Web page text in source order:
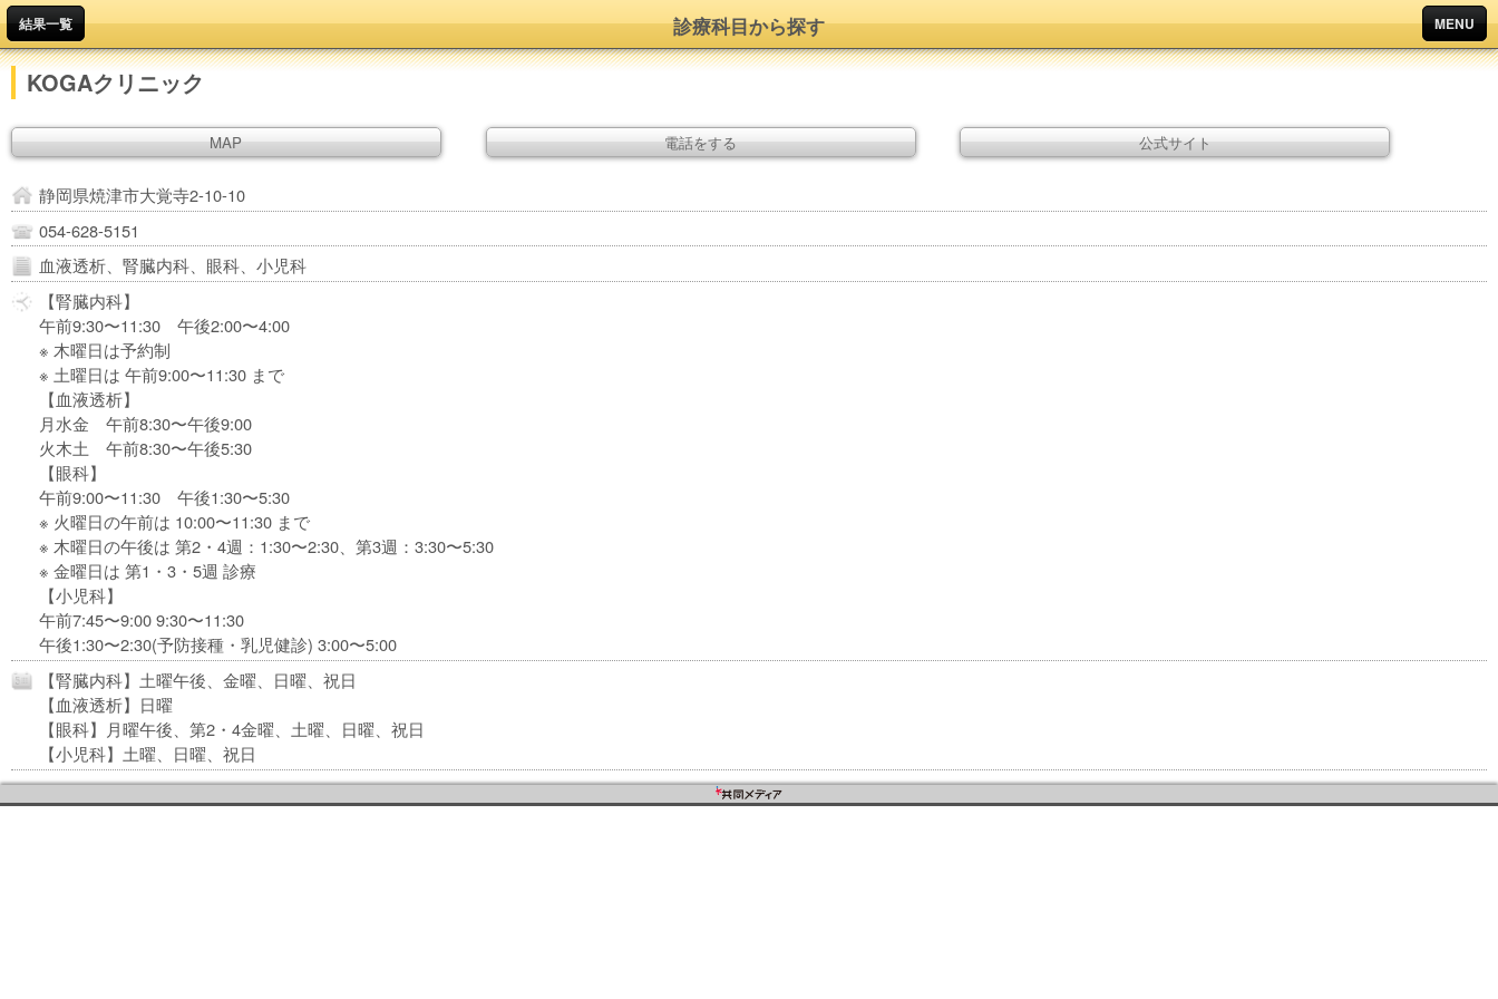
結果一覧 診療科目から探す MENU
KOGAクリニック
MAP 電話をする 公式サイト
静岡県焼津市大覚寺2-10-10
054-628-5151
血液透析、腎臓内科、眼科、小児科
【腎臓内科】
午前9:30〜11:30 午後2:00〜4:00
※ 木曜日は予約制
※ 土曜日は 午前9:00〜11:30 まで
【血液透析】
月水金 午前8:30〜午後9:00
火木土 午前8:30〜午後5:30
【眼科】
午前9:00〜11:30 午後1:30〜5:30
※ 火曜日の午前は 10:00〜11:30 まで
※ 木曜日の午後は 第2・4週：1:30〜2:30、第3週：3:30〜5:30
※ 金曜日は 第1・3・5週 診療
【小児科】
午前7:45〜9:00 9:30〜11:30
午後1:30〜2:30(予防接種・乳児健診) 3:00〜5:00
【腎臓内科】土曜午後、金曜、日曜、祝日
【血液透析】日曜
【眼科】月曜午後、第2・4金曜、土曜、日曜、祝日
【小児科】土曜、日曜、祝日